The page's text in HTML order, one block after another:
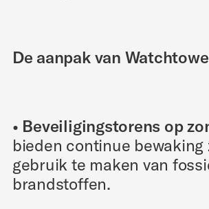
De aanpak van
• Beveiligingstorens op
bieden continue bewaking
gebruik te maken van
brandstoffen.